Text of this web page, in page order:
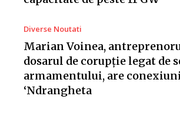
Diverse Noutati
Marian Voinea,
dosarul de corupție legat de
armamentului, are
‘Ndrangheta